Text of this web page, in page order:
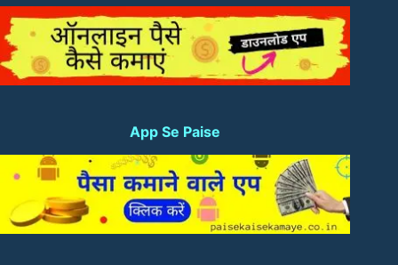
App Se Paise